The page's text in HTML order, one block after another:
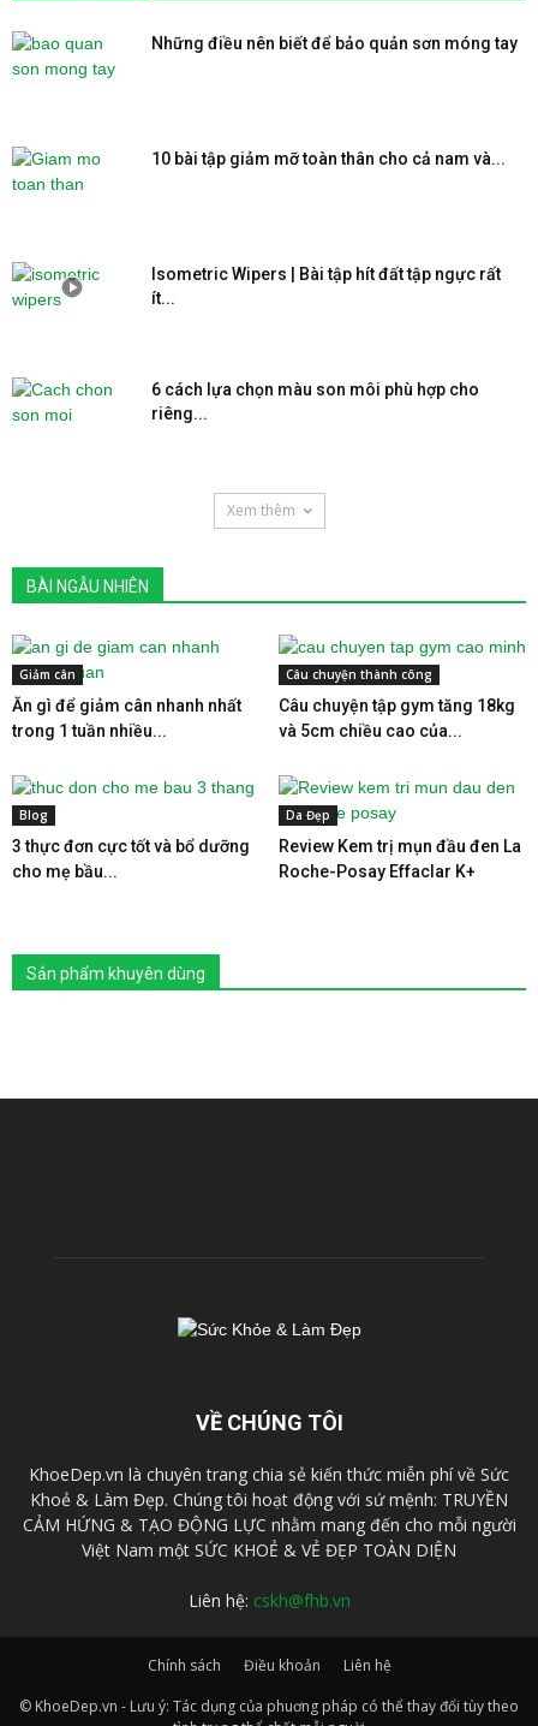
Những điều nên biết để bảo quản sơn móng tay
10 bài tập giảm mỡ toàn thân cho cả nam và...
Isometric Wipers | Bài tập hít đất tập ngực rất
ít...
6 cách lựa chọn màu son môi phù hợp cho
riêng...
Xem thêm
BÀI NGẪU NHIÊN
Giảm cân
Ăn gì để giảm cân nhanh nhất
trong 1 tuần nhiều...
Câu chuyện thành công
Câu chuyện tập gym tăng 18kg
và 5cm chiều cao của...
Blog
3 thực đơn cực tốt và bổ dưỡng
cho mẹ bầu...
Da Đẹp
Review Kem trị mụn đầu đen La
Roche-Posay Effaclar K+
Sản phẩm khuyên dùng
VỀ CHÚNG TÔI
KhoeDep.vn là chuyên trang chia sẻ kiến thức miễn phí về Sức
Khoẻ & Làm Đẹp. Chúng tôi hoạt động với sứ mệnh: TRUYỀN
CẢM HỨNG & TẠO ĐỘNG LỰC nhằm mang đến cho mỗi người
Việt Nam một SỨC KHOẺ & VẺ ĐẸP TOÀN DIỆN
Liên hệ: cskh@fhb.vn
Chính sách Điều khoản
Liên hệ
© KhoeDep.vn - Lưu ý: Tác dụng của phuơng pháp có thể thay đổi tùy theo